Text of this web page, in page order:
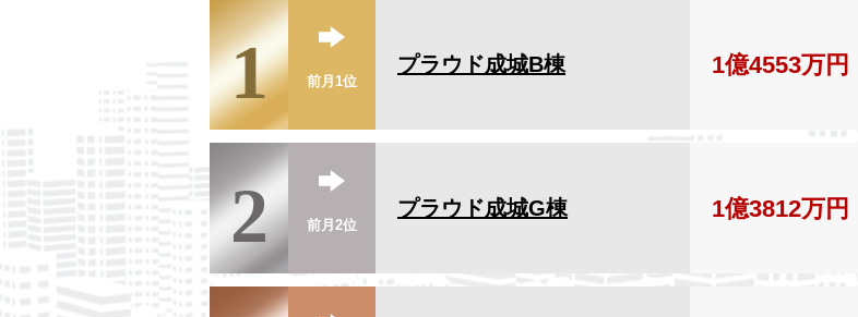
1 前月1位
プラウド成城B棟 1億4553万円
2 前月2位
プラウド成城G棟 1億3812万円